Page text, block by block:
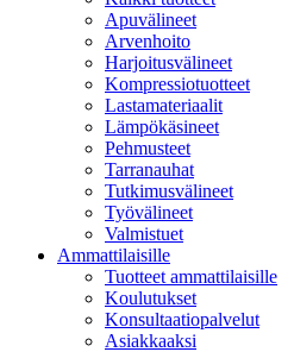
Apuvälineet
Arvenhoito
Harjoitusvälineet
Kompressiotuotteet
Lastamateriaalit
Lämpökäsineet
Pehmusteet
Tarranauhat
Tutkimusvälineet
Työvälineet
Valmistuet
Ammattilaisille
Tuotteet ammattilaisille
Koulutukset
Konsultaatiopalvelut
Asiakkaaksi